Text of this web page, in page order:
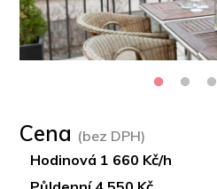
Cena (bez DPH)
Hodinová 1 660 Kč/h